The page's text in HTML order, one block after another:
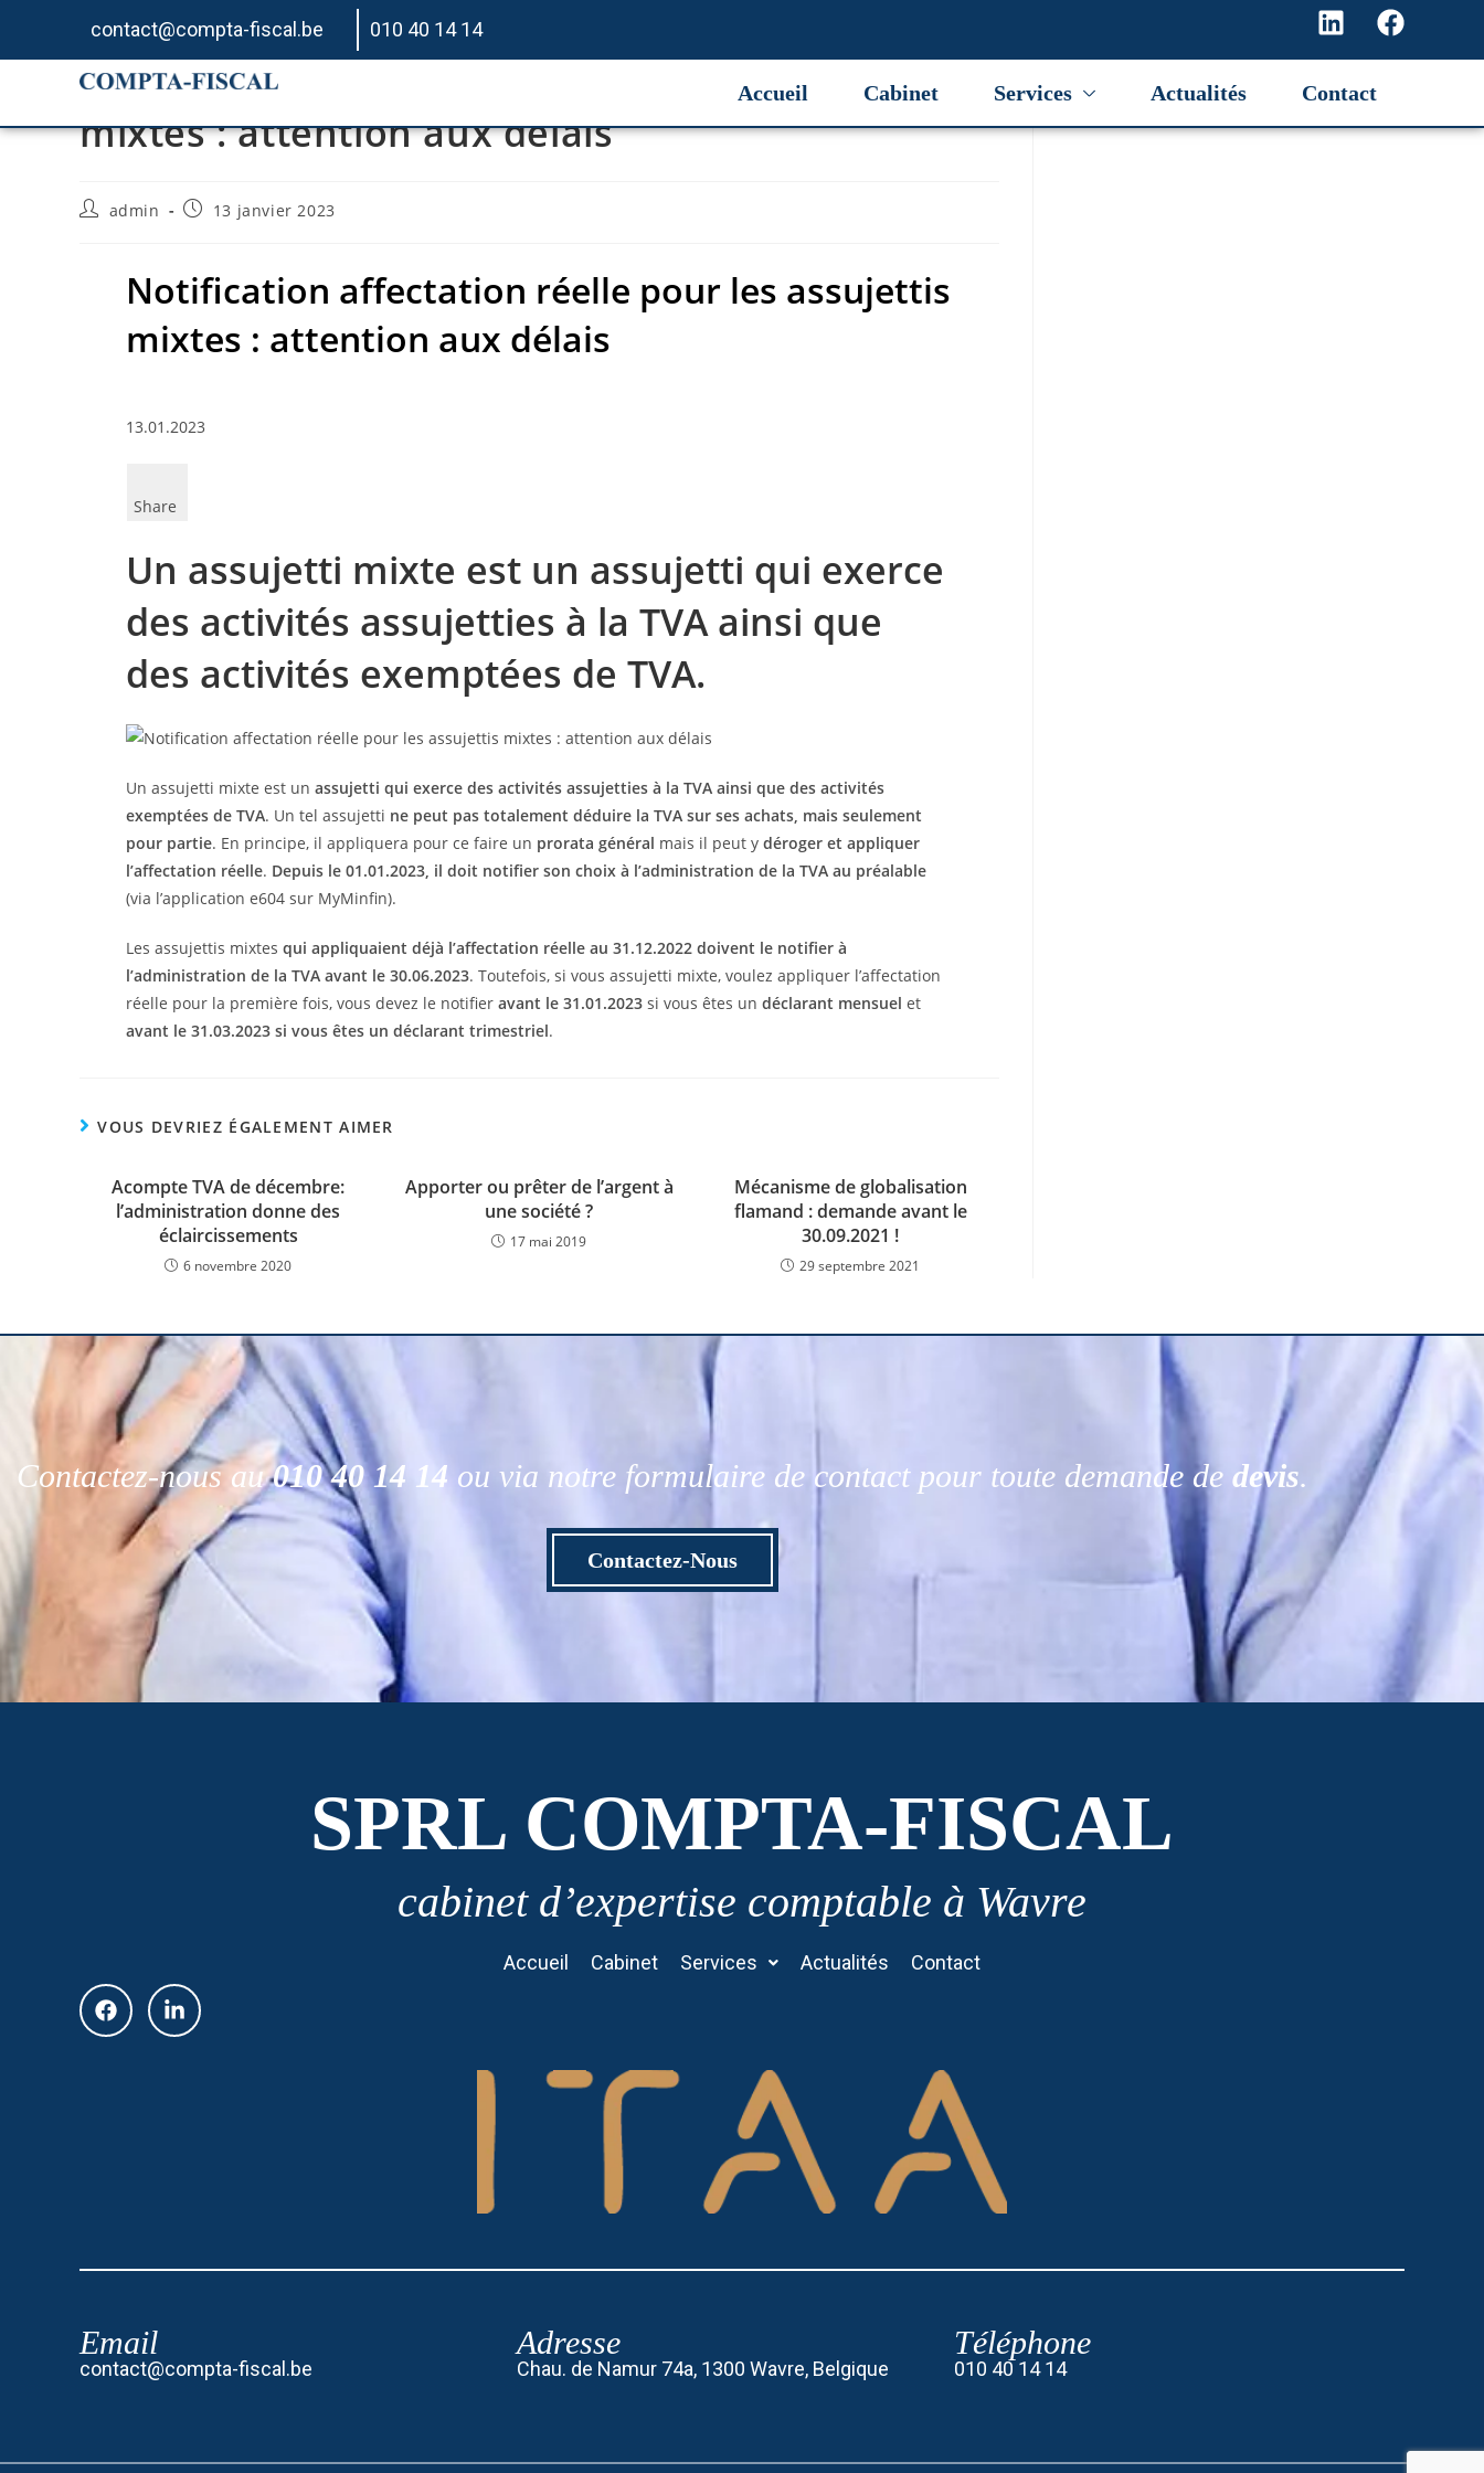
contact@compta-fiscal.be 010 40 14 14
Accueil Cabinet Services Actualités Contact
Notification affectation réelle pour les assujettis
mixtes : attention aux délais
admin 13 janvier 2023
Notification affectation réelle pour les assujettis
mixtes : attention aux délais
13.01.2023
Share
Un assujetti mixte est un assujetti qui exerce
des activités assujetties à la TVA ainsi que
des activités exemptées de TVA.
Un assujetti mixte est un assujetti qui exerce des activités assujetties à la TVA ainsi que des activités
exemptées de TVA. Un tel assujetti ne peut pas totalement déduire la TVA sur ses achats, mais seulement
pour partie. En principe, il appliquera pour ce faire un prorata général mais il peut y déroger et appliquer
l’affectation réelle. Depuis le 01.01.2023, il doit notifier son choix à l’administration de la TVA au préalable
(via l’application e604 sur MyMinfin).
Les assujettis mixtes qui appliquaient déjà l’affectation réelle au 31.12.2022 doivent le notifier à
l’administration de la TVA avant le 30.06.2023. Toutefois, si vous assujetti mixte, voulez appliquer l’affectation
réelle pour la première fois, vous devez le notifier avant le 31.01.2023si vous êtes un déclarant mensuel et
avant le 31.03.2023 si vous êtes un déclarant trimestriel.
VOUS DEVRIEZ ÉGALEMENT AIMER
Acompte TVA de décembre:
l’administration donne des
éclaircissements
6 novembre 2020
Apporter ou prêter de l’argent à
une société ?
17 mai 2019
Mécanisme de globalisation
flamand : demande avant le
30.09.2021 !
29 septembre 2021
Contactez-nous au010 40 14 14 ou via notre formulaire de contact pour toute demande de devis.
Contactez-Nous
SPRL COMPTA-FISCAL
cabinet d’expertise comptable à Wavre
Accueil Cabinet Services Actualités Contact
Email
contact@compta-fiscal.be
Adresse
Chau. de Namur 74a, 1300 Wavre, Belgique
Téléphone
010 40 14 14